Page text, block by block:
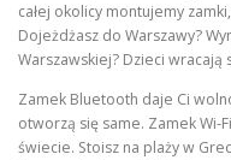
całej okolicy montujemy
Dojeżdżasz do Warszawy?
Warszawskiej? Dzieci wracają
Zamek Bluetooth daje Ci
otworzą się same. Zamek Wi-
świecie. Stoisz na plaży w